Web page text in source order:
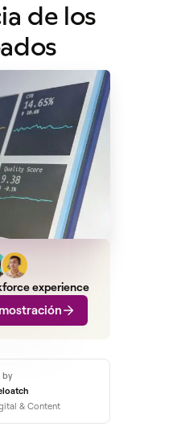
de los
experience
by
& Content